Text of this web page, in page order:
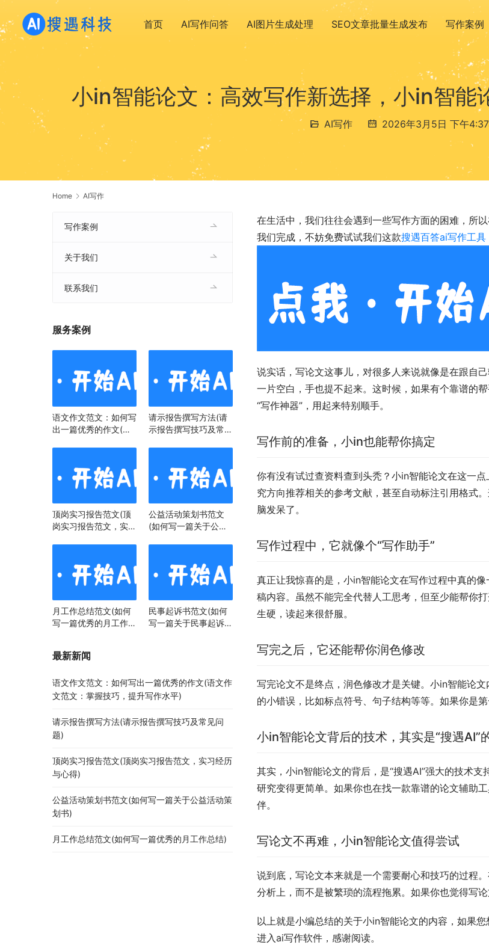
首页 AI写作问答 AI图片生成处理 SEO文章批量生成发布 写作案例
小in智能论文：高效写作新选择，小in智能
AI写作 2026年3月5日 下午
Home AI写作
在生活中，我们往往会遇到一些写作方面的困难，所
我们完成，不妨免费试试我们这款搜遇百答ai写作工具
说实话，写论文这事儿，对很多人来说就像是在跟自
一片空白，手也提不起来。这时候，如果有个靠谱的
“写作神器”，用起来特别顺手。
写作前的准备，小in也能帮你搞定
你有没有试过查资料查到头秃？小in智能论文在这一
究方向推荐相关的参考文献，甚至自动标注引用格式
脑发呆了。
写作过程中，它就像个“写作助手”
真正让我惊喜的是，小in智能论文在写作过程中真的
稿内容。虽然不能完全代替人工思考，但至少能帮你
生硬，读起来很舒服。
写完之后，它还能帮你润色修改
写完论文不是终点，润色修改才是关键。小in智能论
的小错误，比如标点符号、句子结构等等。如果你是
小in智能论文背后的技术，其实是“搜遇AI”
其实，小in智能论文的背后，是“搜遇AI”强大的技术
研究变得更简单。如果你也在找一款靠谱的论文辅助
伴。
写论文不再难，小in智能论文值得尝试
说到底，写论文本来就是一个需要耐心和技巧的过程
分析上，而不是被繁琐的流程拖累。如果你也觉得写
以上就是小编总结的关于小in智能论文的内容，如果
进入ai写作软件，感谢阅读。
写作案例
关于我们
联系我们
服务案例
语文作文范文：如何写
出一篇优秀的作文(语
请示报告撰写方法(请
示报告撰写技巧及常见
顶岗实习报告范文(顶
岗实习报告范文，实习
公益活动策划书范文
(如何写一篇关于公益
月工作总结范文(如何
写一篇优秀的月工作总
民事起诉书范文(如何
写一篇关于民事起诉书
最新新闻
语文作文范文：如何写出一篇优秀的作文(语文作
文范文：掌握技巧，提升写作水平)
请示报告撰写方法(请示报告撰写技巧及常见问
题)
顶岗实习报告范文(顶岗实习报告范文，实习经历
与心得)
公益活动策划书范文(如何写一篇关于公益活动策
划书)
月工作总结范文(如何写一篇优秀的月工作总结)